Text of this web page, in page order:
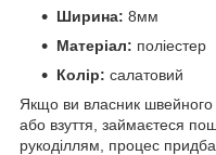
Ширина: 8мм
Матеріал: поліестер
Колір: салатовий
Якщо ви власник швейного
або взуття, займаєтеся
рукоділлям, процес